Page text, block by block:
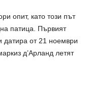
опит, като този път
патица. Първият
датира от 21 ноември
д’Арланд летят